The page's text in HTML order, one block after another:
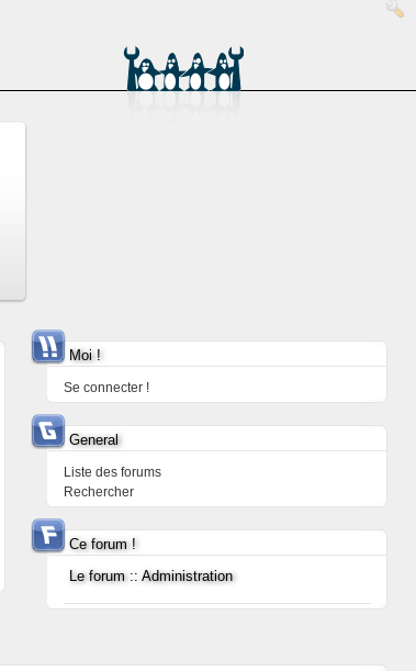
Moi !
Se connecter !
General
Liste des forums
Rechercher
Ce forum !
Le forum :: Administration